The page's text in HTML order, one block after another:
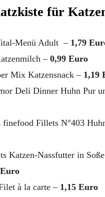
für
Menü Adult – 1,79
– 0,99 Euro
Mix Katzensnack – 1,19
Deli Dinner Huhn Pur
finefood Fillets N°403
Katzen-Nassfutter in
à la carte – 1,15 Euro